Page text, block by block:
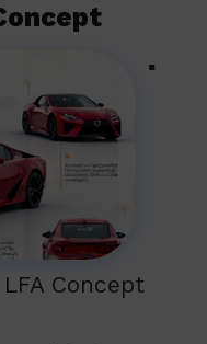
▪
Concept